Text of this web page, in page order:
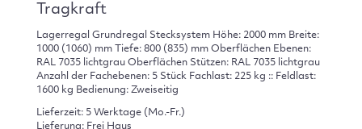
Tragkraft
Lagerregal Grundregal Stecksystem Höhe: 2000 mm Breite:
1000 (1060) mm Tiefe: 800 (835) mm Oberflächen Ebenen:
RAL 7035 lichtgrau Oberflächen Stützen: RAL 7035 lichtgrau
Anzahl der Fachebenen: 5 Stück Fachlast: 225 kg :: Feldlast:
1600 kg Bedienung: Zweiseitig
Lieferzeit: 5 Werktage (Mo.-Fr.)
Lieferung: Frei Haus